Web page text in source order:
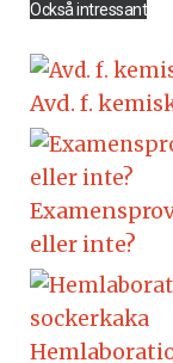
Också intressant
Avd. f.
eller inte?